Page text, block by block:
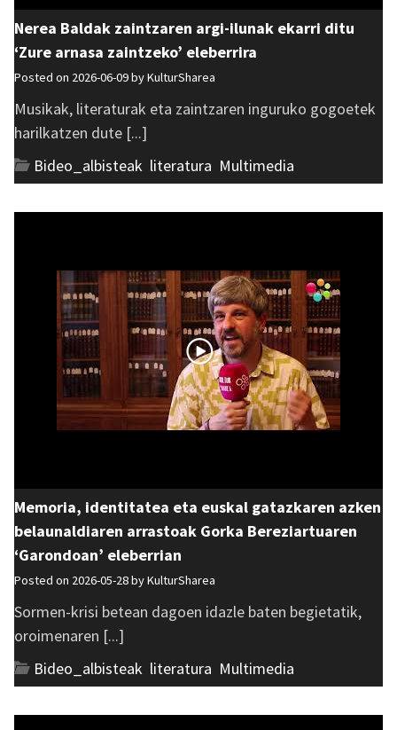
Nerea Baldak zaintzaren argi-ilunak ekarri ditu
‘Zure arnasa zaintzeko’ eleberrira
Posted on 2026-06-09 byKulturSharea
Musikak, literaturak eta zaintzaren inguruko gogoetek
harilkatzen dute [...]
Bideo_albisteak literatura Multimedia
Memoria, identitatea eta euskal gatazkaren azken
belaunaldiaren arrastoak Gorka Bereziartuaren
‘Garondoan’ eleberrian
Posted on 2026-05-28 byKulturSharea
Sormen-krisi betean dagoen idazle baten begietatik,
oroimenaren [...]
Bideo_albisteak literatura Multimedia